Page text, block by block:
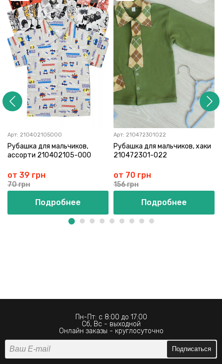
Арт: 210402105000
Рубашка для мальчиков,
ассорти 210402105-000
от 39 грн
70 грн
Подробнее
Арт: 210472301022
Рубашка для мальчиков, хаки
210472301-022
от 70 грн
156 грн
Подробнее
Пн-Пт: с 8:00 до 17:00
Сб, Вс - выходной
Онлайн заказы - круглосуточно
Подписаться